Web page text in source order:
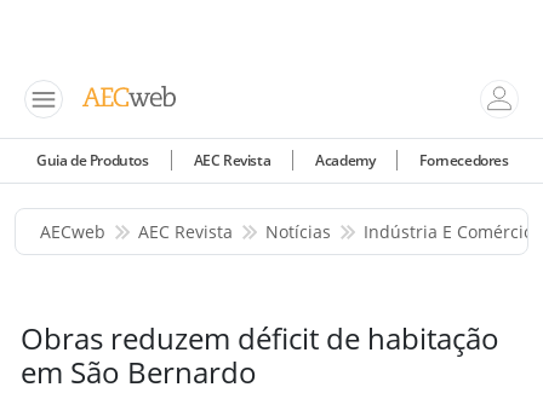
Guia de Produtos AEC Revista Academy Fornecedores
AECweb AEC Revista Notícias Indústria E Comércio
Obras reduzem déficit de habitação
em São Bernardo